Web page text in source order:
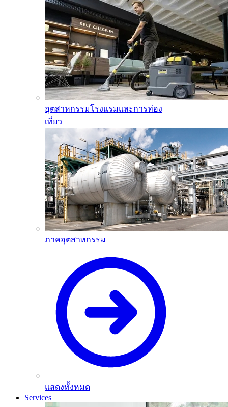
อุตสาหกรรมโรงแรมและการท่อง
เที่ยว
ภาคอุตสาหกรรม
แสดงทั้งหมด
Services